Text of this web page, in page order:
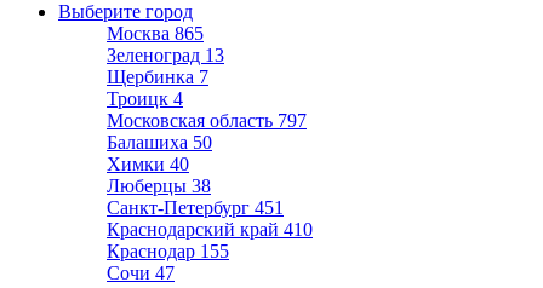
Выберите город
Москва 865
Зеленоград 13
Щербинка 7
Троицк 4
Московская область 797
Балашиха 50
Химки 40
Люберцы 38
Санкт-Петербург 451
Краснодарский край 410
Краснодар 155
Сочи 47